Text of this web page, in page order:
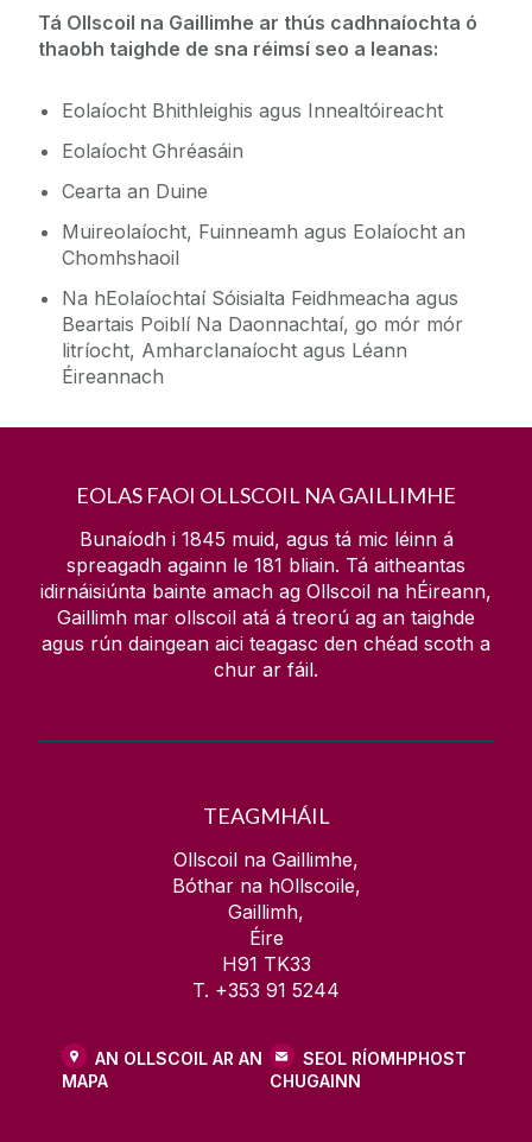
Tá Ollscoil na Gaillimhe ar thús cadhnaíochta ó
thaobh taighde de sna réimsí seo a leanas:
Eolaíocht Bhithleighis agus Innealtóireacht
Eolaíocht Ghréasáin
Cearta an Duine
Muireolaíocht, Fuinneamh agus Eolaíocht an
Chomhshaoil
Na hEolaíochtaí Sóisialta Feidhmeacha agus
Beartais Poiblí Na Daonnachtaí, go mór mór
litríocht, Amharclanaíocht agus Léann
Éireannach
EOLAS FAOI OLLSCOIL NA GAILLIMHE
Bunaíodh i 1845 muid, agus tá mic léinn á
spreagadh againn le 181 bliain. Tá aitheantas
idirnáisiúnta bainte amach ag Ollscoil na hÉireann,
Gaillimh mar ollscoil atá á treorú ag an taighde
agus rún daingean aici teagasc den chéad scoth a
chur ar fáil.
TEAGMHÁIL
Ollscoil na Gaillimhe,
Bóthar na hOllscoile,
Gaillimh,
Éire
H91 TK33
T. +353 91 5244
AN OLLSCOIL AR AN
MAPA
SEOL RÍOMHPHOST
CHUGAINN